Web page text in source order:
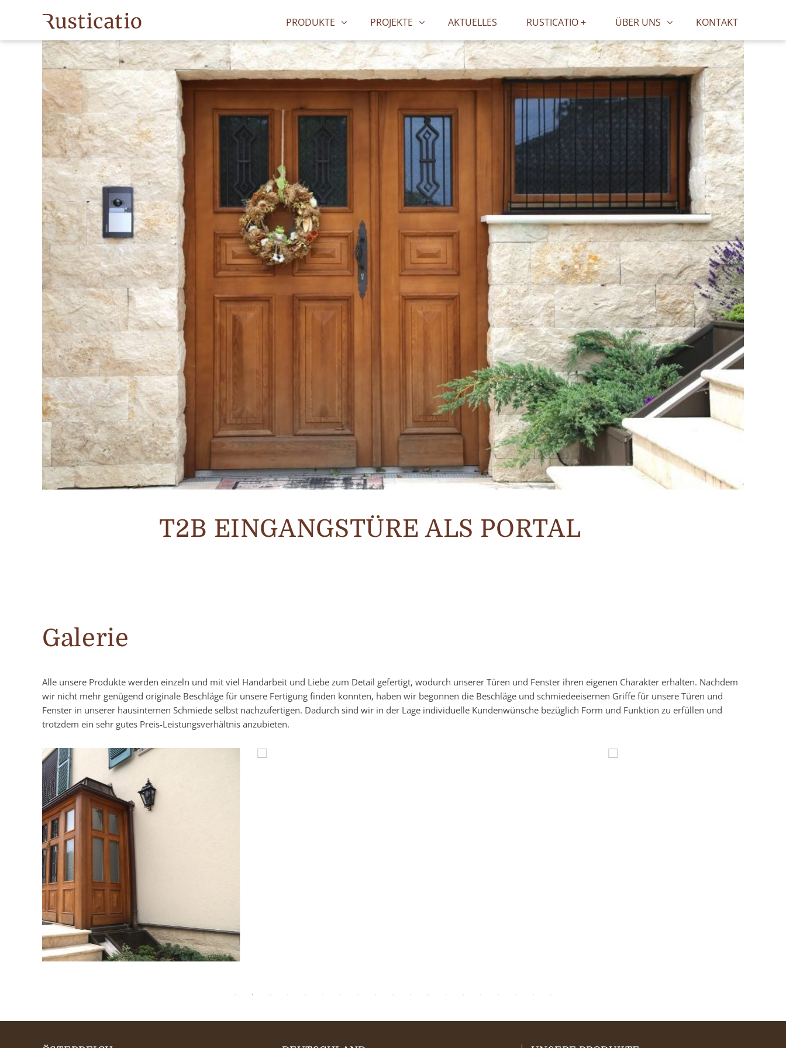
PRODUKTE PROJEKTE AKTUELLES RUSTICATIO + ÜBER UNS KONTAKT
T2B EINGANGSTÜRE ALS PORTAL
Galerie
Alle unsere Produkte werden einzeln und mit viel Handarbeit und Liebe zum Detail gefertigt, wodurch unserer Türen und Fenster ihren eigenen Charakter erhalten. Nachdem
wir nicht mehr genügend originale Beschläge für unsere Fertigung finden konnten, haben wir begonnen die Beschläge und schmiedeeisernen Griffe für unsere Türen und
Fenster in unserer hausinternen Schmiede selbst nachzufertigen. Dadurch sind wir in der Lage individuelle Kundenwünsche bezüglich Form und Funktion zu erfüllen und
trotzdem ein sehr gutes Preis-Leistungsverhältnis anzubieten.